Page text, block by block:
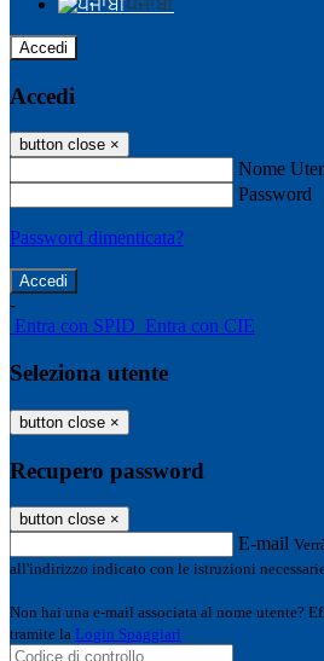
ਪੰਜਾਬੀ
Accedi
Accedi
button close ×
Nome
Password
Password dimenticata?
-
Entra con SPID Entra con CIE
Seleziona utente
button close ×
Recupero password
button close ×
E-mail
all'indirizzo indicato con le istruzioni
Non hai una e-mail associata al nome utente?
tramite la Login Spaggiari